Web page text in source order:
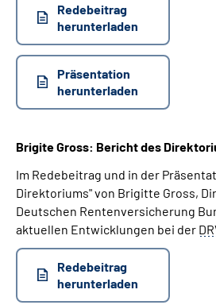
Redebeitrag
herunterladen
Präsentation
herunterladen
Brigite Gross: Bericht des
Im Redebeitrag und in der
Direktoriums" von Brigitte Gross,
Deutschen Rentenversicherung
aktuellen Entwicklungen bei der
Redebeitrag
herunterladen